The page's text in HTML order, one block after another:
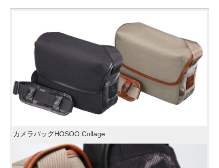
カメラバッグHOSOO Collage